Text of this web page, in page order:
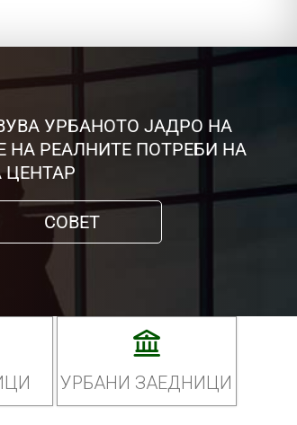
УРБАНОТО ЈАДРО НА
НА РЕАЛНИТЕ ПОТРЕБИ НА
ЦЕНТАР
СОВЕТ
УРБАНИ ЗАЕДНИЦИ